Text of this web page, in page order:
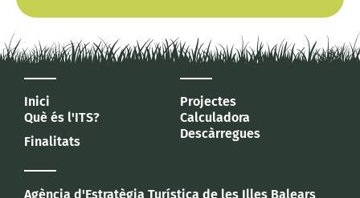
Agència d'Estratègia Turística de les Illes Balears
Inici
Què és l'ITS?
Finalitats
Projectes
Calculadora
Descàrregues